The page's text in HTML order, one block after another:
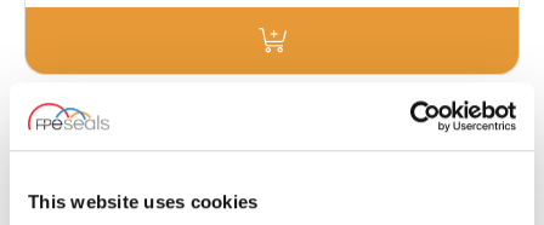
This website uses cookies
Afmetingen : A : 65 mm | B : 50 mm | C : 40